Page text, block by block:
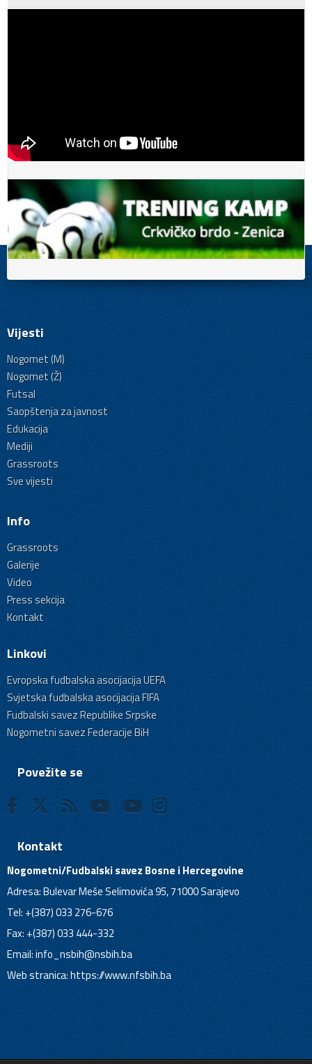
Vijesti
Nogomet (M)
Nogomet (Ž)
Futsal
Saopštenja za javnost
Edukacija
Mediji
Grassroots
Sve vijesti
Info
Grassroots
Galerije
Video
Press sekcija
Kontakt
Linkovi
Evropska fudbalska asocijacija UEFA
Svjetska fudbalska asocijacija FIFA
Fudbalski savez Republike Srpske
Nogometni savez Federacije BiH
Povežite se
Kontakt
Nogometni/Fudbalski savez Bosne i Hercegovine
Adresa: Bulevar Meše Selimovića 95, 71000 Sarajevo
Tel: +(387) 033 276-676
Fax: +(387) 033 444-332
Email:info_nsbih@nsbih.ba
Web stranica: https://www.nfsbih.ba